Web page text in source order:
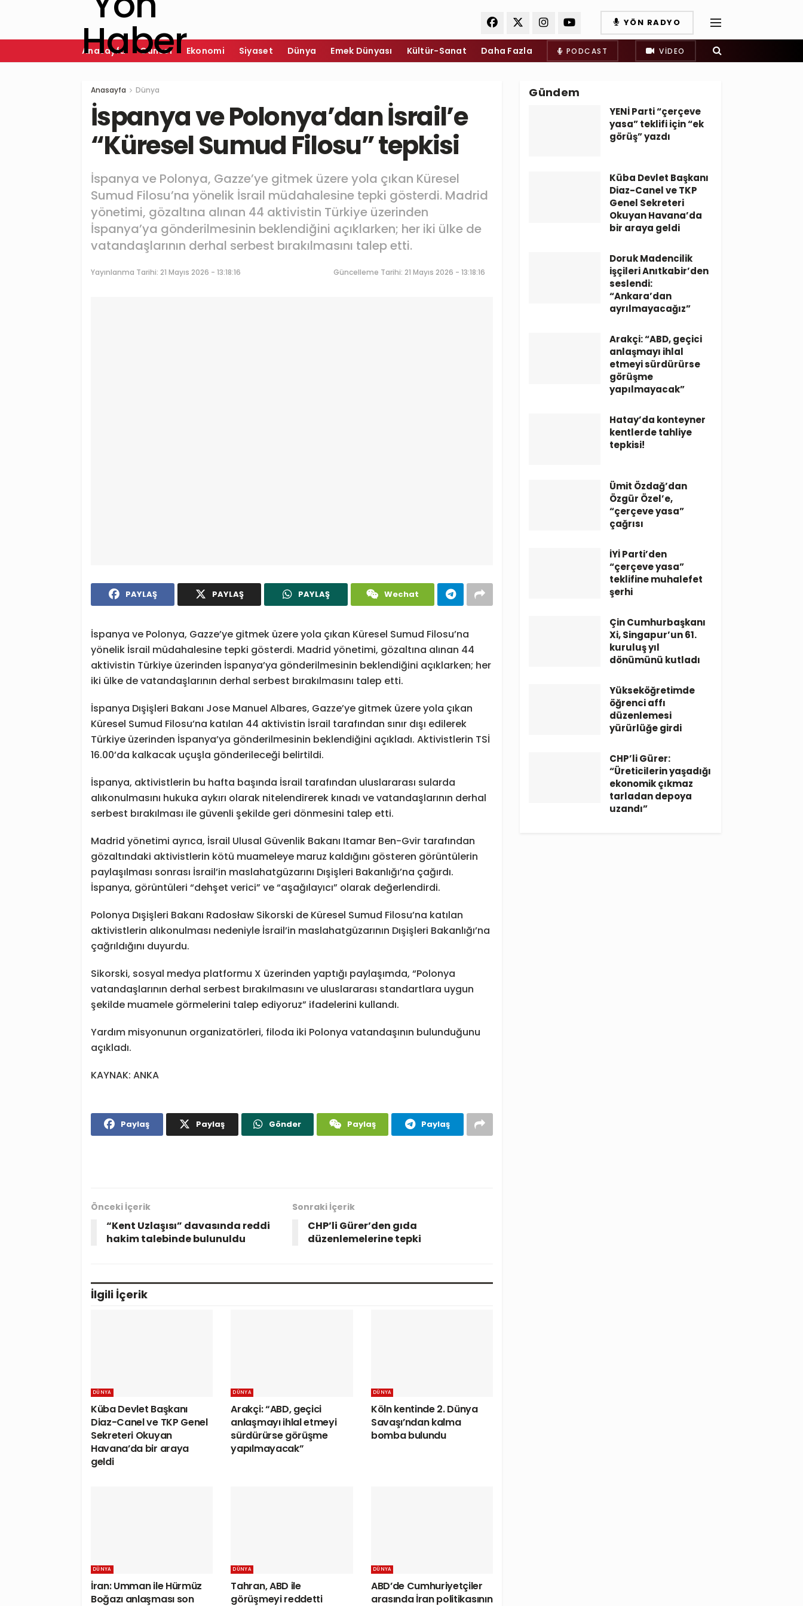
YÖN RADYO
Anasayfa Güncel Ekonomi Siyaset Dünya Emek Dünyası Kültür-Sanat Daha Fazla PODCAST VIDEO
Anasayfa Dünya
İspanya ve Polonya’dan İsrail’e
“Küresel Sumud Filosu” tepkisi
İspanya ve Polonya, Gazze’ye gitmek üzere yola çıkan Küresel
Sumud Filosu’na yönelik İsrail müdahalesine tepki gösterdi. Madrid
yönetimi, gözaltına alınan 44 aktivistin Türkiye üzerinden
İspanya’ya gönderilmesinin beklendiğini açıklarken; her iki ülke de
vatandaşlarının derhal serbest bırakılmasını talep etti.
Yayınlanma Tarihi: 21 Mayıs 2026 - 13:18:16 Güncelleme Tarihi: 21 Mayıs 2026 - 13:18:16
PAYLAŞ PAYLAŞ PAYLAŞ Wechat
İspanya ve Polonya, Gazze’ye gitmek üzere yola çıkan Küresel Sumud Filosu’na
yönelik İsrail müdahalesine tepki gösterdi. Madrid yönetimi, gözaltına alınan 44
aktivistin Türkiye üzerinden İspanya’ya gönderilmesinin beklendiğini açıklarken; her
iki ülke de vatandaşlarının derhal serbest bırakılmasını talep etti.
İspanya Dışişleri Bakanı Jose Manuel Albares, Gazze’ye gitmek üzere yola çıkan
Küresel Sumud Filosu’na katılan 44 aktivistin İsrail tarafından sınır dışı edilerek
Türkiye üzerinden İspanya’ya gönderilmesinin beklendiğini açıkladı. Aktivistlerin TSİ
16.00’da kalkacak uçuşla gönderileceği belirtildi.
İspanya, aktivistlerin bu hafta başında İsrail tarafından uluslararası sularda
alıkonulmasını hukuka aykırı olarak nitelendirerek kınadı ve vatandaşlarının derhal
serbest bırakılması ile güvenli şekilde geri dönmesini talep etti.
Madrid yönetimi ayrıca, İsrail Ulusal Güvenlik Bakanı Itamar Ben-Gvir tarafından
gözaltındaki aktivistlerin kötü muameleye maruz kaldığını gösteren görüntülerin
paylaşılması sonrası İsrail’in maslahatgüzarını Dışişleri Bakanlığı’na çağırdı.
İspanya, görüntüleri “dehşet verici” ve “aşağılayıcı” olarak değerlendirdi.
Polonya Dışişleri Bakanı Radosław Sikorski de Küresel Sumud Filosu’na katılan
aktivistlerin alıkonulması nedeniyle İsrail’in maslahatgüzarının Dışişleri Bakanlığı’na
çağrıldığını duyurdu.
Sikorski, sosyal medya platformu X üzerinden yaptığı paylaşımda, “Polonya
vatandaşlarının derhal serbest bırakılmasını ve uluslararası standartlara uygun
şekilde muamele görmelerini talep ediyoruz” ifadelerini kullandı.
Yardım misyonunun organizatörleri, filoda iki Polonya vatandaşının bulunduğunu
açıkladı.
KAYNAK: ANKA
Paylaş Paylaş Gönder Paylaş Paylaş
Önceki İçerik
“Kent Uzlaşısı” davasında reddi
hakim talebinde bulunuldu
Sonraki İçerik
CHP’li Gürer’den gıda
düzenlemelerine tepki
İlgili İçerik
DÜNYA
Küba Devlet Başkanı
Diaz-Canel ve TKP Genel
Sekreteri Okuyan
Havana’da bir araya
geldi
DÜNYA
Arakçi: “ABD, geçici
anlaşmayı ihlal etmeyi
sürdürürse görüşme
yapılmayacak”
DÜNYA
Köln kentinde 2. Dünya
Savaşı’ndan kalma
bomba bulundu
DÜNYA
İran: Umman ile Hürmüz
Boğazı anlaşması son
DÜNYA
Tahran, ABD ile
görüşmeyi reddetti
DÜNYA
ABD’de Cumhuriyetçiler
arasında İran politikasının
Gündem
YENİ Parti “çerçeve
yasa” teklifi için “ek
görüş” yazdı
Küba Devlet Başkanı
Diaz-Canel ve TKP
Genel Sekreteri
Okuyan Havana’da
bir araya geldi
Doruk Madencilik
işçileri Anıtkabir’den
seslendi:
“Ankara’dan
ayrılmayacağız”
Arakçi: “ABD, geçici
anlaşmayı ihlal
etmeyi sürdürürse
görüşme
yapılmayacak”
Hatay’da konteyner
kentlerde tahliye
tepkisi!
Ümit Özdağ’dan
Özgür Özel’e,
“çerçeve yasa”
çağrısı
İYİ Parti’den
“çerçeve yasa”
teklifine muhalefet
şerhi
Çin Cumhurbaşkanı
Xi, Singapur’un 61.
kuruluş yıl
dönümünü kutladı
Yükseköğretimde
öğrenci affı
düzenlemesi
yürürlüğe girdi
CHP’li Gürer:
“Üreticilerin yaşadığı
ekonomik çıkmaz
tarladan depoya
uzandı”